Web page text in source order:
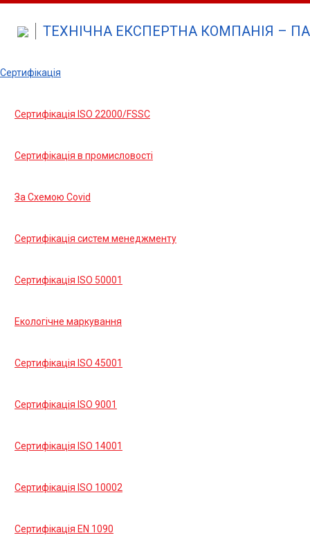
ТЕХНІЧНА ЕКСПЕРТНА КОМПАНІЯ –
Сертифікація
Сертифікація ISO 22000/FSSC
Сертифікація в промисловості
За Cхемою Covid
Сертифікація систем менеджменту
Сертифікація ISO 50001
Екологічне маркування
Сертифікація ISO 45001
Сертифікація ISO 9001
Сертифікація ISO 14001
Сертифікація ISO 10002
Сертифікація EN 1090